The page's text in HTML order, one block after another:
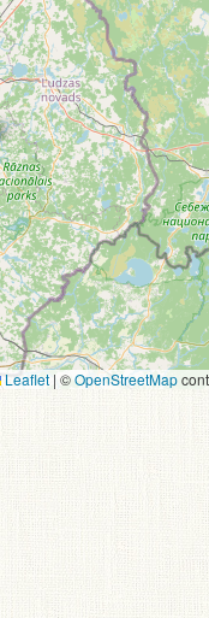
Leaflet | ©OpenStreetMap